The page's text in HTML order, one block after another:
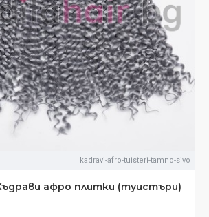
kadravi-afro-tuisteri-tamno-sivo
афро плитки (туистъри)